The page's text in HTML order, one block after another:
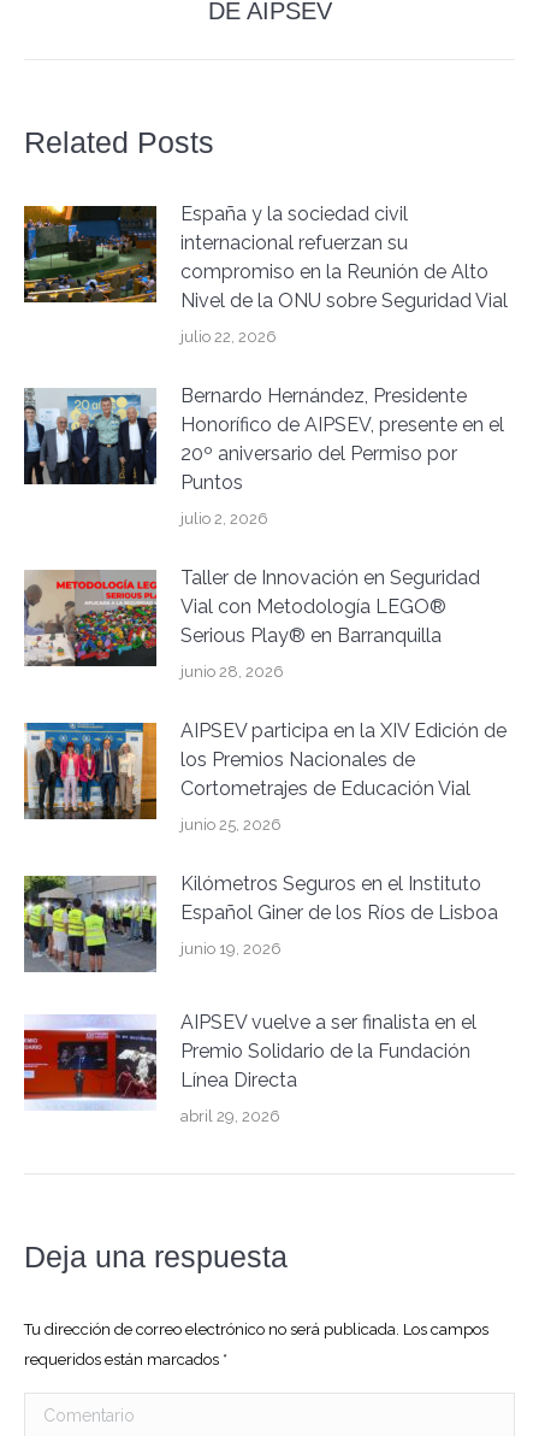
siguiente:
DE AIPSEV
Related Posts
España y la sociedad civil
internacional refuerzan su
compromiso en la Reunión de Alto
Nivel de la ONU sobre Seguridad Vial
julio 22, 2026
Bernardo Hernández, Presidente
Honorífico de AIPSEV, presente en el
20º aniversario del Permiso por
Puntos
julio 2, 2026
Taller de Innovación en Seguridad
Vial con Metodología LEGO®
Serious Play® en Barranquilla
junio 28, 2026
AIPSEV participa en la XIV Edición de
los Premios Nacionales de
Cortometrajes de Educación Vial
junio 25, 2026
Kilómetros Seguros en el Instituto
Español Giner de los Ríos de Lisboa
junio 19, 2026
AIPSEV vuelve a ser finalista en el
Premio Solidario de la Fundación
Línea Directa
abril 29, 2026
Deja una respuesta
Tu dirección de correo electrónico no será publicada. Los campos
requeridos están marcados *
Comentario